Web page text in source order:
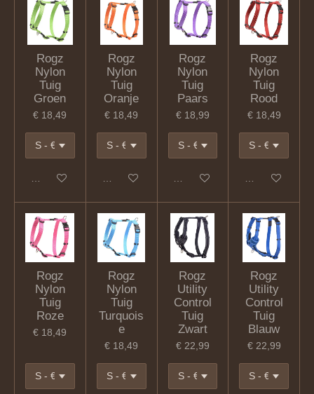
Rogz
Nylon
Tuig
Groen
€ 18,49
In winkelwagen
Rogz
Nylon
Tuig
Oranje
€ 18,49
In winkelwagen
Rogz
Nylon
Tuig
Paars
€ 18,99
In winkelwagen
Rogz
Nylon
Tuig
Rood
€ 18,49
In winkelwagen
Rogz
Nylon
Tuig
Roze
€ 18,49
Rogz
Nylon
Tuig
Turquois
e
€ 18,49
Rogz
Utility
Control
Tuig
Zwart
€ 22,99
Rogz
Utility
Control
Tuig
Blauw
€ 22,99